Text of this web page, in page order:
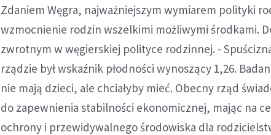
Zdaniem Węgra, najważniejszym wymiarem polityki
wzmocnienie rodzin wszelkimi możliwymi środkami.
zwrotnym w węgierskiej polityce rodzinnej. -
rządzie był wskaźnik płodności wynoszący 1,26.
nie mają dzieci, ale chciałyby mieć. Obecny rząd
do zapewnienia stabilności ekonomicznej, mając na
ochrony i przewidywalnego środowiska dla